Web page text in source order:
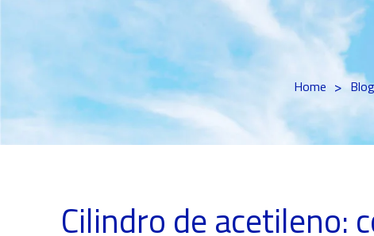
Home > Blog
Cilindro de acetileno: